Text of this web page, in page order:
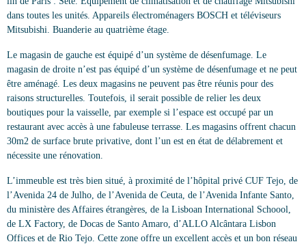
dans toutes les unités. Appareils électroménagers BOSCH et téléviseurs
Mitsubishi. Buanderie au quatrième étage.
Le magasin de gauche est équipé d’un système de désenfumage. Le
magasin de droite n’est pas équipé d’un système de désenfumage et ne peut
être aménagé. Les deux magasins ne peuvent pas être réunis pour des
raisons structurelles. Toutefois, il serait possible de relier les deux
boutiques pour la vaisselle, par exemple si l’espace est occupé par un
restaurant avec accès à une fabuleuse terrasse. Les magasins offrent chacun
30m2 de surface brute privative, dont l’un est en état de délabrement et
nécessite une rénovation.
L’immeuble est très bien situé, à proximité de l’hôpital privé CUF Tejo, de
l’Avenida 24 de Julho, de l’Avenida de Ceuta, de l’Avenida Infante Santo,
du ministère des Affaires étrangères, de la Lisboan International Schoool,
de LX Factory, de Docas de Santo Amaro, d’ALLO Alcântara Lisbon
Offices et de Rio Tejo. Cette zone offre un excellent accès et un bon réseau